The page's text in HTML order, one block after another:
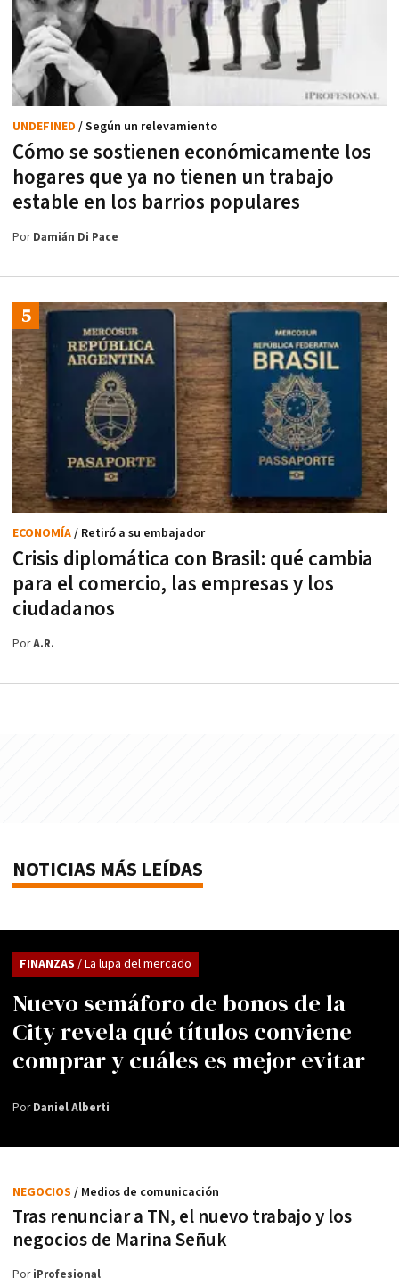
Cómo se sostienen económicamente los
hogares que ya no tienen un trabajo
estable en los barrios populares
UNDEFINED / Según un relevamiento
PorDamián Di Pace
Crisis diplomática con Brasil: qué cambia
para el comercio, las empresas y los
ciudadanos
ECONOMÍA/ Retiró a su embajador
PorA.R.
NOTICIAS MÁS LEÍDAS
Nuevo semáforo de bonos de la
City revela qué títulos conviene
comprar y cuáles es mejor evitar
FINANZAS / La lupa del mercado
PorDaniel Alberti
Tras renunciar a TN, el nuevo trabajo y los
negocios de Marina Señuk
NEGOCIOS / Medios de comunicación